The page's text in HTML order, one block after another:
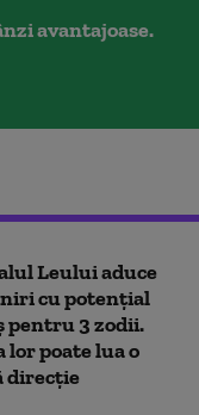
avantajoase.
Leului aduce
cu potențial
pentru 3 zodii.
lor poate lua o
direcție